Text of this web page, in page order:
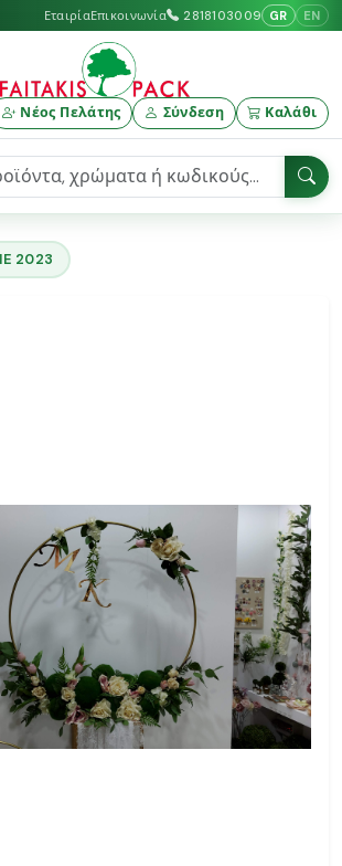
ΕταιρίαΕπικοινωνία 2818103009 GR EN
Νέος Πελάτης Σύνδεση Καλάθι
2023